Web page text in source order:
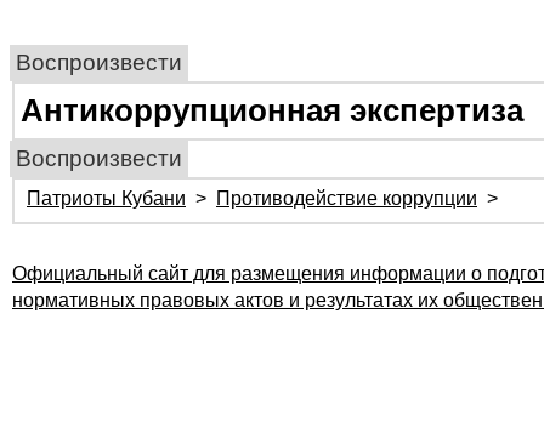
Воспроизвести
Антикоррупционная экспертиза
Воспроизвести
Патриоты Кубани > Противодействие коррупции >
Официальный сайт для размещения информации о
нормативных правовых актов и результатах их